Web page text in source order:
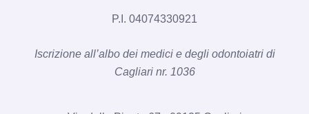
P.I. 04074330921
Iscrizione all’albo dei medici e degli odontoiatri di
Cagliari nr. 1036​